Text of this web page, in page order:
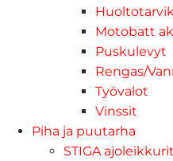
Motobatt
Puskulevyt
Rengas/
Työvalot
Vinssit
Piha ja puutarha
STIGA ajoleikkurit